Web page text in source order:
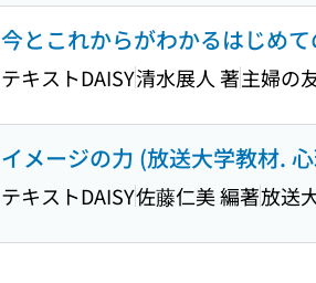
今とこれからがわかるはじめ
テキストDAISY清水展人 著主婦の
イメージの力 (放送大学教材.
テキストDAISY佐藤仁美 編著放送